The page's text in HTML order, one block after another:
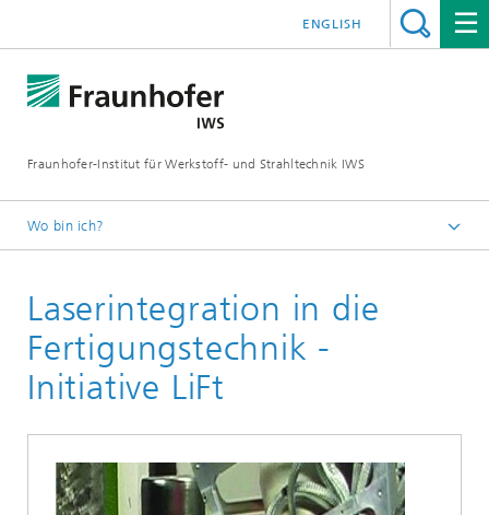
Fraunhofer-Institut für Werkstoff- und Strahltechnik IWS
ENGLISH
Wo bin ich?
Technologien und Kompetenzen
Additive Fertigung und Oberflächentechnik
Wärmebehandlung und Thermisches Beschichten
Laserhärten
Laserintegration in die
Fertigungstechnik -
Initiative LiFt